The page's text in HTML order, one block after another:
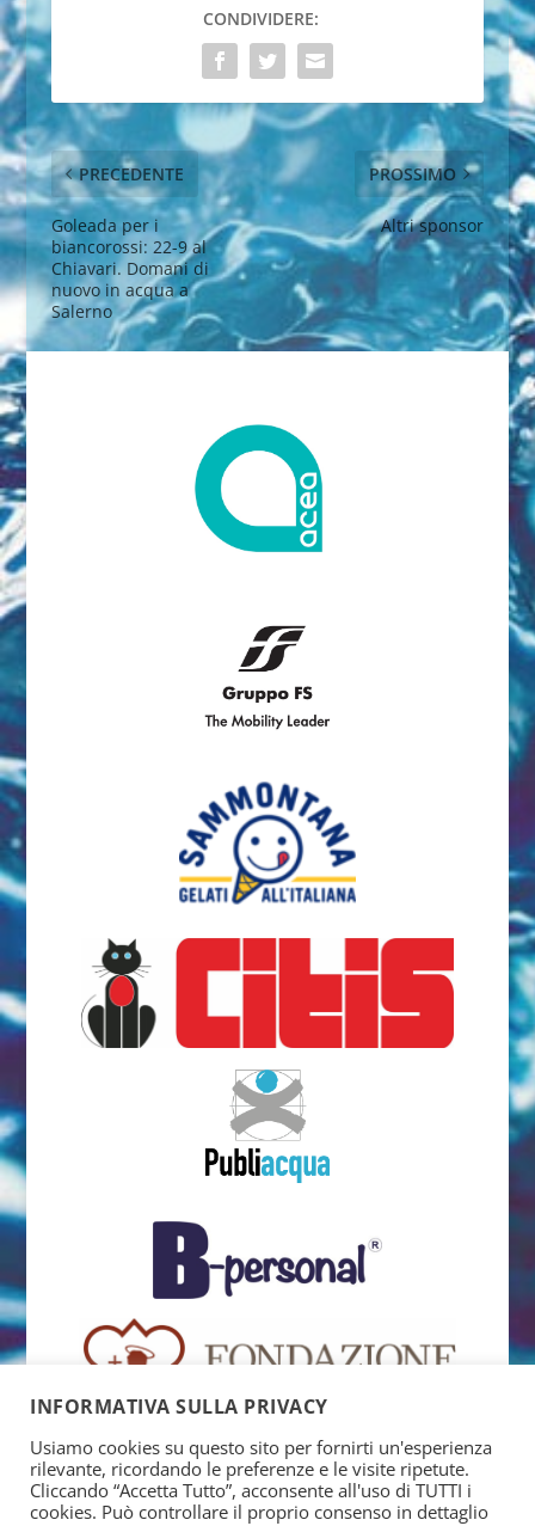
CONDIVIDERE:
PRECEDENTE
Goleada per i
biancorossi: 22-9 al
Chiavari. Domani di
nuovo in acqua a
Salerno
PROSSIMO
Altri sponsor
INFORMATIVA SULLA PRIVACY
Usiamo cookies su questo sito per fornirti un'esperienza
rilevante, ricordando le preferenze e le visite ripetute.
Cliccando “Accetta Tutto”, acconsente all'uso di TUTTI i
cookies. Può controllare il proprio consenso in dettaglio